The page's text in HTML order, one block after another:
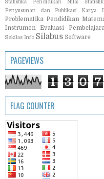
Statistika Pendidikan
Nilai
Penyusunan dan Publikasi Karya
Problematika Pendidikan
Instrumen Evaluasi
Sekilas Info Silabus Software
PAGEVIEWS
1 3 0 7
FLAG COUNTER